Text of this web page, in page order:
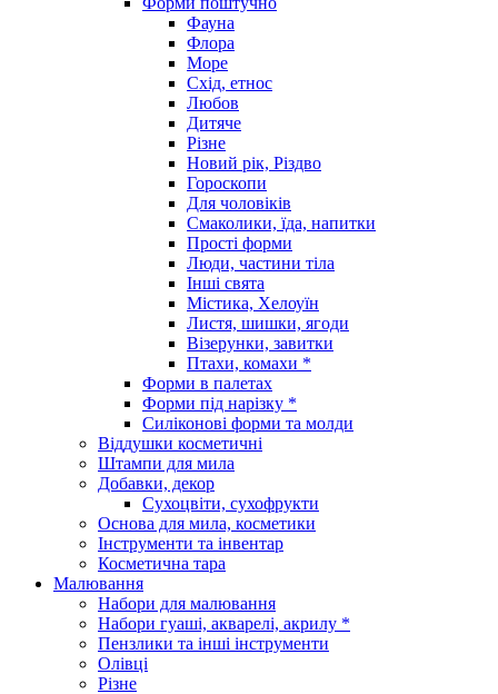
Фауна
Флора
Море
Схід, етнос
Любов
Дитяче
Різне
Новий рік, Різдво
Гороскопи
Для чоловіків
Смаколики, їда, напитки
Прості форми
Люди, частини тіла
Інші свята
Містика, Хелоуїн
Листя, шишки, ягоди
Візерунки, завитки
Птахи, комахи *
Форми в палетах
Форми під нарізку *
Силіконові форми та молди
Віддушки косметичні
Штампи для мила
Добавки, декор
Сухоцвіти, сухофрукти
Основа для мила, косметики
Інструменти та інвентар
Косметична тара
Малювання
Набори для малювання
Набори гуаші, акварелі, акрилу *
Пензлики та інші інструменти
Олівці
Різне